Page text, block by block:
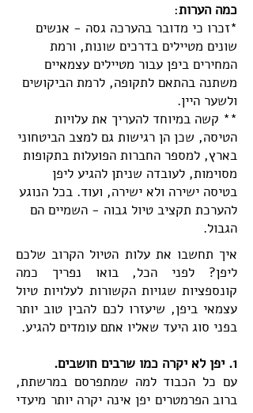
כמה הערות:
*זכרו כי מדובר בהערכה גסה - אנשים
שונים מטיילים בדרכים שונות, ורמת
המחירים ביפן עבור מטיילים עצמאיים
משתנה בהתאם לתקופה, לרמת הביקושים
ולשער היין.
** קשה במיוחד להעריך את עלויות
הטיסה, שכן הן רגישות גם למצב הביטחוני
בארץ, למספר החברות הפועלות בתקופות
מסוימות, לעובדה שניתן להגיע ליפן
בטיסה ישירה ולא ישירה, ועוד. בכל הנוגע
להערכת תקציב טיול גבוה - השמיים הם
הגבול.
איך תחשבו את עלות הטיול הקרוב שלכם
ליפן? לפני הכל, בואו נפריך כמה
קונספציות שגויות הקשורות לעלויות טיול
עצמאי ביפן, שיעזרו לכם להבין טוב יותר
בפני סוג היעד שאליו אתם עומדים להגיע.
​1. יפן לא יקרה כמו שרבים חושבים.
עם כל הכבוד למה שמתפרסם במרשתת,
ברוב הפרמטרים יפן אינה יקרה יותר מיעדי